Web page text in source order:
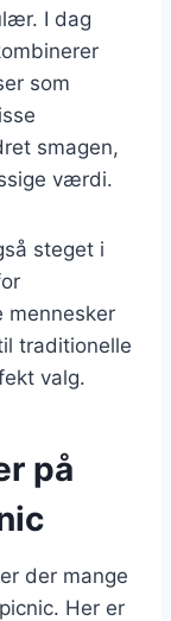
I dag
som
smagen,
værdi.
steget i
mennesker
traditionelle
valg.
på
der mange
Her er